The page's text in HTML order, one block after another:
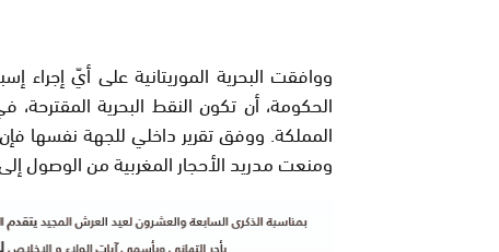
ووافقت البحرية الموريتانية على أيّ إجراء
الحكومة، أن تكون النقط البحرية
المملكة. ووفق تقرير داخلي للجهة نفسها
ومنعت مدريد الأحجار المغربية من الوصول